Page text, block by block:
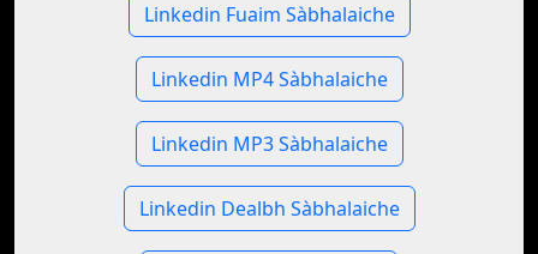
Linkedin Fuaim Sàbhalaiche
Linkedin MP4 Sàbhalaiche
Linkedin MP3 Sàbhalaiche
Linkedin Dealbh Sàbhalaiche